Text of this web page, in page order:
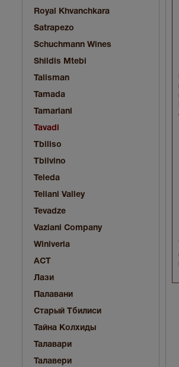
Royal Khvanchkara
Satrapezo
Schuchmann Wines
Shildis Mtebi
Talisman
Tamada
Tamariani
Tavadi
Tbiliso
Tbilvino
Teleda
Teliani Valley
Tevadze
Vaziani Company
Winiveria
АСТ
Лази
Палавани
Старый Тбилиси
Тайна Колхиды
Талавари
Талавери